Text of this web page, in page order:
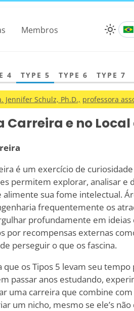
Membros
4 TYPE 5 TYPE 6 TYPE 7
Jennifer Schulz, Ph.D., professora
Carreira e no
é um exercício de
permitem explorar, analisar e
sua fome intelectual.
frequentemente os
profundamente em
por recompensas externas
perseguir o que os fascina.
que os Tipos 5 levam seu
passar anos estudando,
uma carreira que combine
um nicho, mesmo se ele’s